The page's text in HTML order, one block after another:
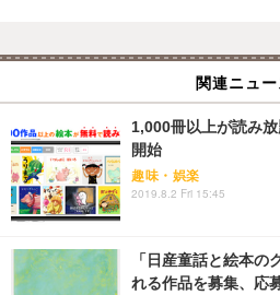
関連ニュー
1,000冊以上が読み
開始
趣味・娯楽
2019.8.2 Fri 15:45
「日産童話と絵本の
れる作品を募集、応